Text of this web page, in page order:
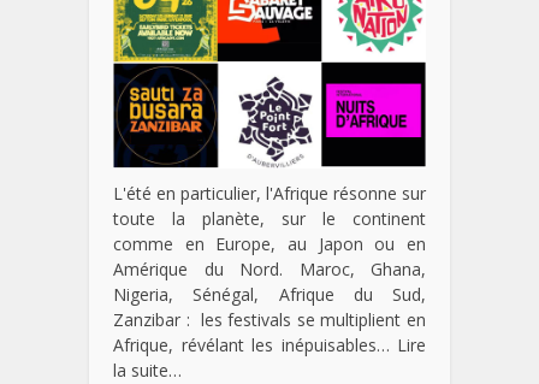
L'été en particulier, l'Afrique résonne sur
toute la planète, sur le continent
comme en Europe, au Japon ou en
Amérique du Nord. Maroc, Ghana,
Nigeria, Sénégal, Afrique du Sud,
Zanzibar : les festivals se multiplient en
Afrique, révélant les inépuisables… Lire
la suite…